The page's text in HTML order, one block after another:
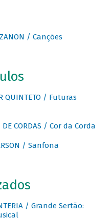
ZANON / Canções
QUINTETO / Futuras
DE CORDAS / Cor da Corda
/ Sanfona
/ Grande Sertão: